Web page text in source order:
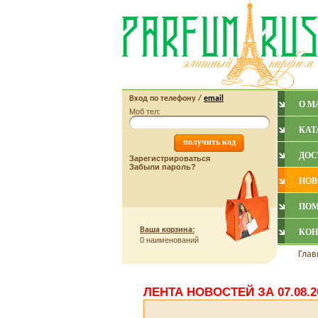
Вход по телефону / email
Моб тел:
Зарегистрироваться
Забыли пароль?
Ваша корзина:
0 наименований
О
ЛЕНТА НОВОСТЕЙ ЗА